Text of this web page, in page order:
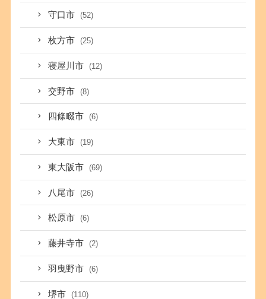
守口市 (52)
枚方市 (25)
寝屋川市 (12)
交野市 (8)
四條畷市 (6)
大東市 (19)
東大阪市 (69)
八尾市 (26)
松原市 (6)
藤井寺市 (2)
羽曳野市 (6)
堺市 (110)